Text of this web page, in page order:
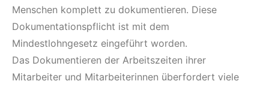
Menschen komplett zu dokumentieren. Diese
Dokumentationspflicht ist mit dem
Mindestlohngesetz eingeführt worden.
Das Dokumentieren der Arbeitszeiten ihrer
Mitarbeiter und Mitarbeiterinnen überfordert viele